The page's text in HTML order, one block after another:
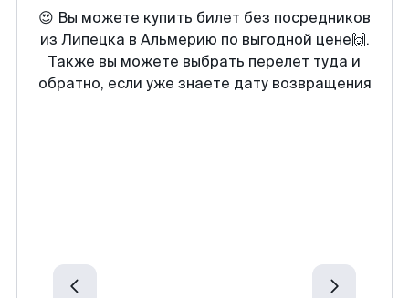
😍 Вы можете купить билет без посредников
из Липецка в Альмерию по выгодной цене🙌.
Также вы можете выбрать перелет туда и
обратно, если уже знаете дату возвращения